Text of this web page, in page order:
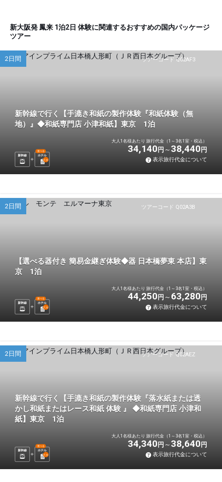
新大阪発 鳳来 1泊2日 体験に関連するおすすめの国内パッケージ
ツアー
ツアーコード Q02AF3
2日間
新幹線で行く【手漉き和紙の製作体験『和紙体験（無
地）』◆和紙専門店 小津和紙】東京 1泊
新幹線 ホテル
選べる
1 泊
大人1名様あたり 旅行代金（1～3名1室・税込）
34,140 円 38,440 円
表示旅行代金について
ツアーコード Q02A3B
2日間
【選べる器付き 簡易金継ぎ体験◆器 日本橋夢東 本店】東
京 1泊
新幹線 ホテル
選べる
1 泊
大人1名様あたり 旅行代金（1～3名1室・税込）
44,250 円 63,280 円
表示旅行代金について
ツアーコード Q02AEZ
2日間
新幹線で行く【手漉き和紙の製作体験『落水紙または透
かし和紙またはレース和紙 体験 』 ◆和紙専門店 小津和
紙】東京 1泊
新幹線 ホテル
選べる
1 泊
大人1名様あたり 旅行代金（1～3名1室・税込）
34,340 円 38,640 円
表示旅行代金について